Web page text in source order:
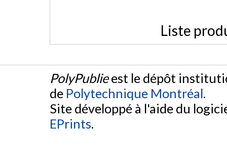
Liste
PolyPublieest le dépôt
de Polytechnique Montréal.
Site développé à l'aide du
EPrints.